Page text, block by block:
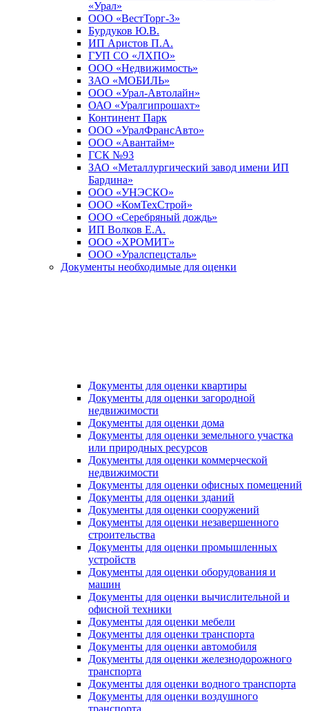
«Урал»
ООО «ВестТорг-3»
Бурдуков Ю.В.
ИП Аристов П.А.
ГУП СО «ЛХПО»
ООО «Недвижимость»
ЗАО «МОБИЛЬ»
ООО «Урал-Автолайн»
ОАО «Уралгипрошахт»
Континент Парк
ООО «УралФрансАвто»
ООО «Авантайм»
ГСК №93
ЗАО «Металлургический завод имени ИП
Бардина»
ООО «УНЭСКО»
ООО «КомТехСтрой»
ООО «Серебряный дождь»
ИП Волков Е.А.
ООО «ХРОМИТ»
ООО «Уралспецсталь»
Документы необходимые для оценки
Документы для оценки квартиры
Документы для оценки загородной
недвижимости
Документы для оценки дома
Документы для оценки земельного участка
или природных ресурсов
Документы для оценки коммерческой
недвижимости
Документы для оценки офисных помещений
Документы для оценки зданий
Документы для оценки сооружений
Документы для оценки незавершенного
строительства
Документы для оценки промышленных
устройств
Документы для оценки оборудования и
машин
Документы для оценки вычислительной и
офисной техники
Документы для оценки мебели
Документы для оценки транспорта
Документы для оценки автомобиля
Документы для оценки железнодорожного
транспорта
Документы для оценки водного транспорта
Документы для оценки воздушного
транспорта